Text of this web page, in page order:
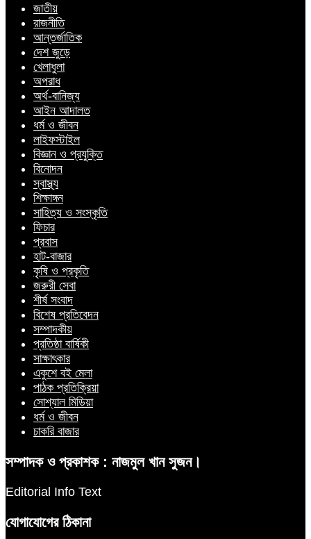
জাতীয়
রাজনীতি
আন্তর্জাতিক
দেশ জুড়ে
খেলাধুলা
অপরাধ
অর্থ-বানিজ্য
আইন আদালত
ধর্ম ও জীবন
লাইফস্টাইল
বিজ্ঞান ও প্রযুক্তি
বিনোদন
স্বাস্থ্য
শিক্ষাঙ্গন
সাহিত্য ও সংস্কৃতি
ফিচার
প্রবাস
হাট-বাজার
কৃষি ও প্রকৃতি
জরুরী সেবা
শীর্ষ সংবাদ
বিশেষ প্রতিবেদন
সম্পাদকীয়
প্রতিষ্ঠা বার্ষিকী
সাক্ষাৎকার
একুশে বই মেলা
পাঠক প্রতিক্রিয়া
সোশ্যাল মিডিয়া
ধর্ম ও জীবন
চাকরি বাজার
সম্পাদক ও প্রকাশক : নাজমুল খান সুজন।
Editorial Info Text
যোগাযোগের ঠিকানা